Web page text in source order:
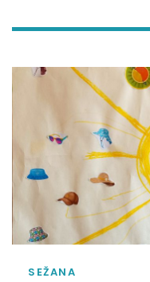
SEŽANA